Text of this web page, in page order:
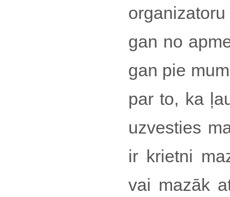
gan no
gan pie
par to, ka
uzvesties
ir krietni
vai mazāk